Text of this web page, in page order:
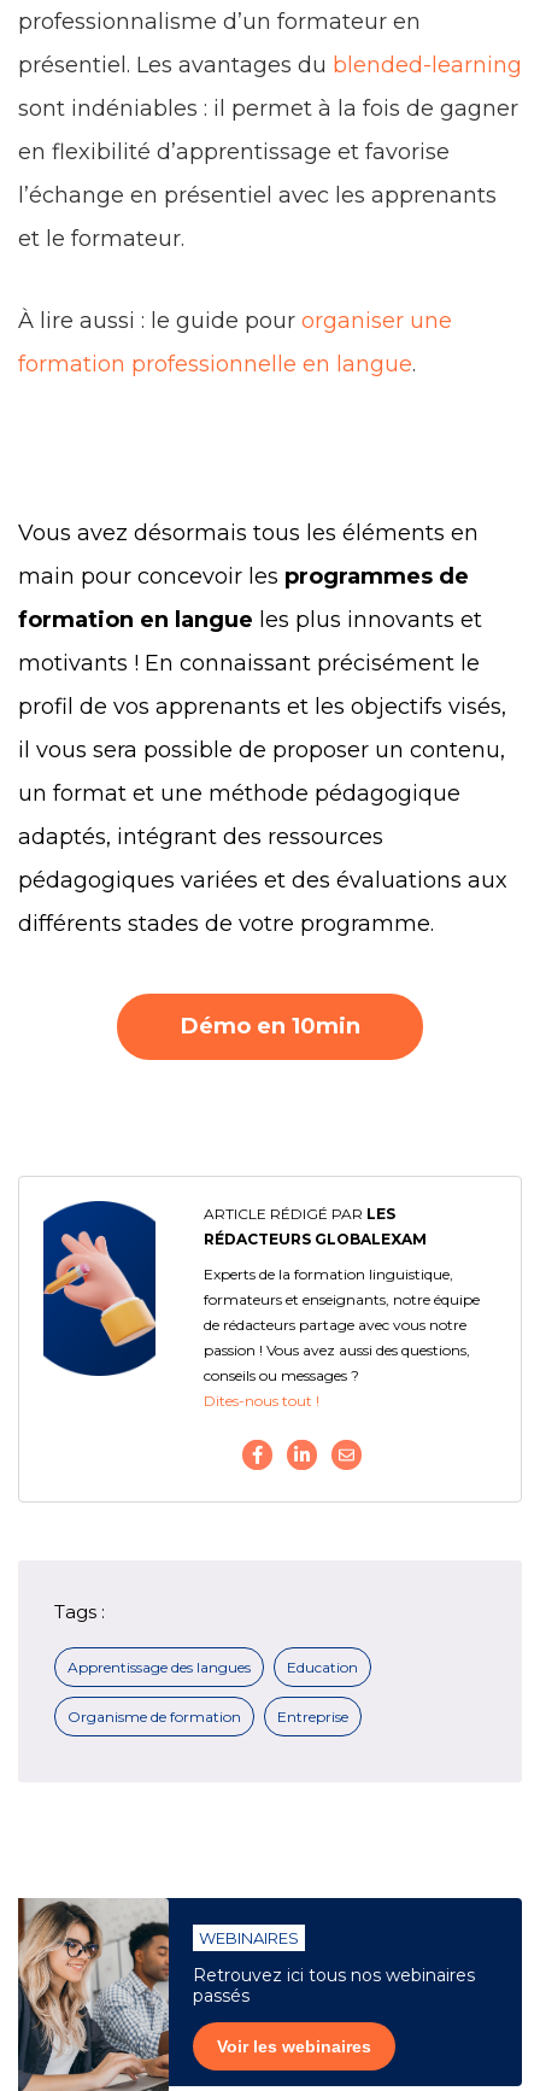
professionnalisme d’un formateur en
présentiel. Les avantages du blended-learning
sont indéniables : il permet à la fois de gagner
en flexibilité d’apprentissage et favorise
l’échange en présentiel avec les apprenants
et le formateur.
À lire aussi : le guide pour organiser une
formation professionnelle en langue.
Vous avez désormais tous les éléments en
main pour concevoir les programmes de
formation en langue les plus innovants et
motivants ! En connaissant précisément le
profil de vos apprenants et les objectifs visés,
il vous sera possible de proposer un contenu,
un format et une méthode pédagogique
adaptés, intégrant des ressources
pédagogiques variées et des évaluations aux
différents stades de votre programme.
Démo en 10min
ARTICLE RÉDIGÉ PAR LES
RÉDACTEURS GLOBALEXAM
Experts de la formation linguistique,
formateurs et enseignants, notre équipe
de rédacteurs partage avec vous notre
passion ! Vous avez aussi des questions,
conseils ou messages ?
Dites-nous tout !
Tags :
Apprentissage des langues Education
Organisme de formation Entreprise
WEBINAIRES
Retrouvez ici tous nos webinaires
passés
Voir les webinaires